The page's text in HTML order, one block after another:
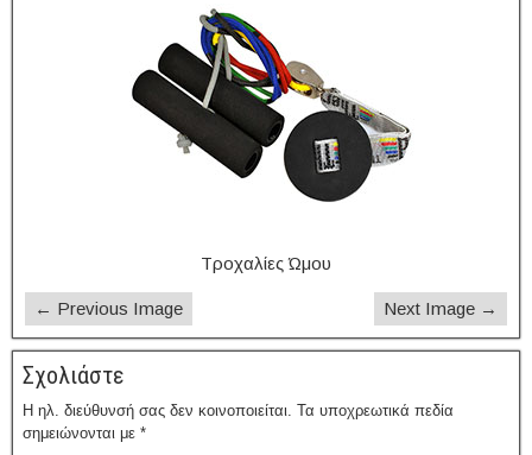
Τροχαλίες Ώμου
← Previous Image Next Image →
Σχολιάστε
Η ηλ. διεύθυνσή σας δεν κοινοποιείται. Τα υποχρεωτικά πεδία
σημειώνονται με *